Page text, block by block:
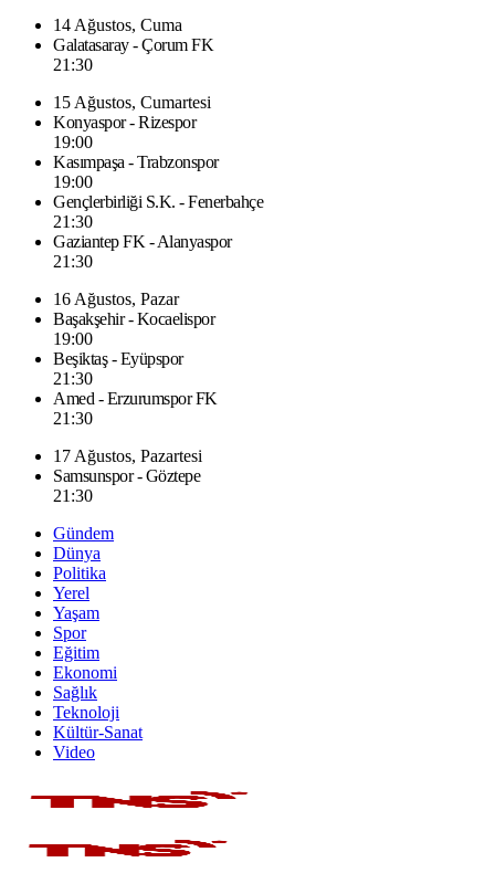
14 Ağustos, Cuma
Galatasaray - Çorum FK
21:30
15 Ağustos, Cumartesi
Konyaspor - Rizespor
19:00
Kasımpaşa - Trabzonspor
19:00
Gençlerbirliği S.K. - Fenerbahçe
21:30
Gaziantep FK - Alanyaspor
21:30
16 Ağustos, Pazar
Başakşehir - Kocaelispor
19:00
Beşiktaş - Eyüpspor
21:30
Amed - Erzurumspor FK
21:30
17 Ağustos, Pazartesi
Samsunspor - Göztepe
21:30
Gündem
Dünya
Politika
Yerel
Yaşam
Spor
Eğitim
Ekonomi
Sağlık
Teknoloji
Kültür-Sanat
Video